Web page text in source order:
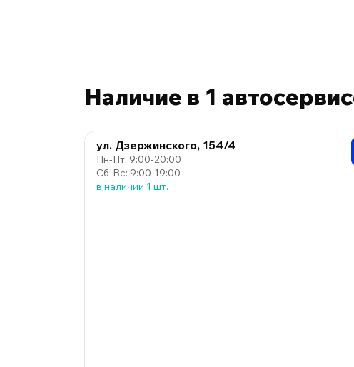
Наличие в 1
ул. Дзержинского, 154/4
Пн-Пт: 9:00-20:00
Сб-Вс: 9:00-19:00
в наличии 1 шт.